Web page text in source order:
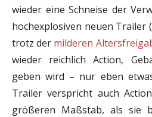
wieder eine Schneise der
hochexplosiven neuen Trailer
trotz der milderen
wieder reichlich Action,
geben wird – nur eben
Trailer verspricht auch
größeren Maßstab, als sie